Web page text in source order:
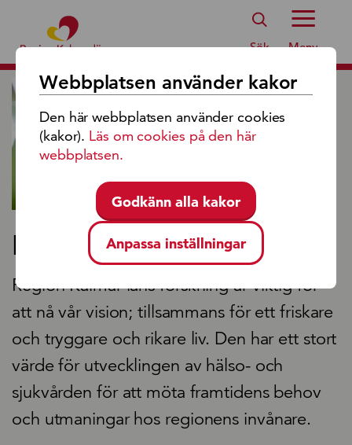
Region Kalmar Läns Logotyp
Sök Meny
Forskning
Region Kalmar läns forskning är viktig för
att nå vår vision; tillsammans för ett friskare
och tryggare och rikare liv. Den har ett stort
värde för utvecklingen av hälso- och
sjukvården för att möta framtidens behov
och utmaningar hos regionens invånare.
Webbplatsen använder kakor
Den här webbplatsen använder cookies
(kakor). Läs om cookies på den här
webbplatsen.
Godkänn alla kakor
Anpassa inställningar